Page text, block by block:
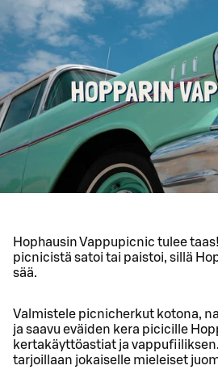
Hophausin Vappupicnic tulee
picnicistä satoi tai paistoi, sillä
sää.
Valmistele picnicherkut kotona,
ja saavu eväiden kera picicille
kertakäyttöastiat ja
tarjoillaan jokaiselle mieleiset